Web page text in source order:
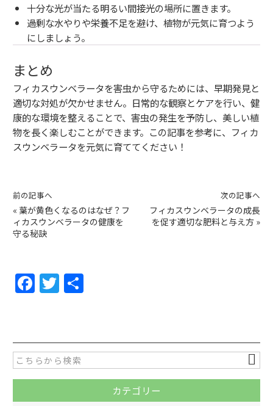
十分な光が当たる明るい間接光の場所に置きます。
過剰な水やりや栄養不足を避け、植物が元気に育つよう
にしましょう。
まとめ
フィカスウンベラータを害虫から守るためには、早期発見と
適切な対処が欠かせません。日常的な観察とケアを行い、健
康的な環境を整えることで、害虫の発生を予防し、美しい植
物を長く楽しむことができます。この記事を参考に、フィカ
スウンベラータを元気に育ててください！
前の記事へ
« 葉が黄色くなるのはなぜ？フ
ィカスウンベラータの健康を
守る秘訣
次の記事へ
フィカスウンベラータの成長
を促す適切な肥料と与え方 »
F
e
b
o
T
er
カテゴリー